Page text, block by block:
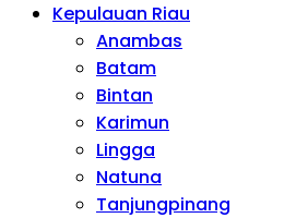
Kepulauan Riau
Anambas
Batam
Bintan
Karimun
Lingga
Natuna
Tanjungpinang